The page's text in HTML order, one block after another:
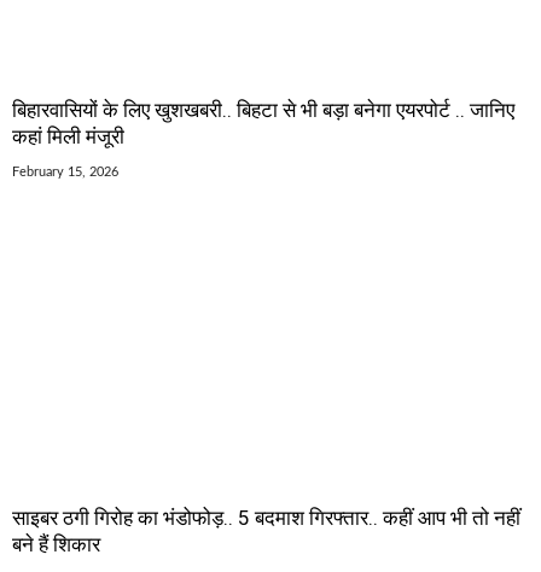
बिहारवासियों के लिए खुशखबरी.. बिहटा से भी बड़ा बनेगा एयरपोर्ट .. जानिए
कहां मिली मंजूरी
February 15, 2026
साइबर ठगी गिरोह का भंडोफोड़.. 5 बदमाश गिरफ्तार.. कहीं आप भी तो नहीं
बने हैं शिकार